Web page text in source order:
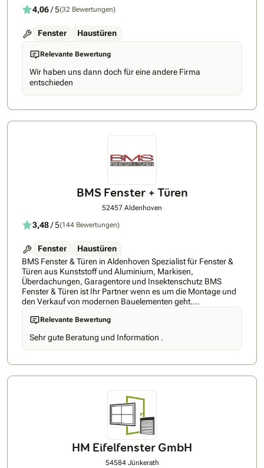
4,06/ 5(32 Bewertungen)
Fenster Haustüren
Relevante Bewertung
Wir haben uns dann doch für eine andere Firma
entschieden
BMS Fenster + Türen
52457 Aldenhoven
3,48/ 5(144 Bewertungen)
Fenster
Haustüren
BMS Fenster & Türen in Aldenhoven Spezialist für Fenster &
Türen aus Kunststoff und Aluminium, Markisen,
Überdachungen, Garagentore und Insektenschutz BMS
Fenster & Türen ist Ihr Partner wenn es um die Montage und
den Verkauf von modernen Bauelementen geht.
KomfortModerne Funktionalitäten Ihrer HeKa Fenster
steigern den Wohnkomfort deutlich. Komfort ist:wenn das
Fenster im geschlossenen Zustand lüftet & auf einen Blick zu
sehen ist, welche Fenster geöffnet sind SicherheitSchützen
Sie sich wirksam vor Einbrüchen mit Sicherheitsfenstern von
lärmbelastete Umgebungen sind Schallschutzgläser die
ideale Lösung. BMS-SchallschutzfensterVerhindern Sie hohe
Lärmbelastung durch schallgedämmte Fenster. Mit
Schallschutzfenster von BMS kehrt Ruhe ein.
WärmeschutzWir bieten Fenster, die in punkto Wärmeschutz
höchsten Ansprüchen gerecht werden. Auf den richtigen U-
Wert kommt es anBMS Fenster gewährleisten eine deutlich
spürbare Wärmeisolation für Behaglichkeit und
Relevante Bewertung
Sehr gute Beratung und Information .
HM Eifelfenster GmbH
54584 Jünkerath